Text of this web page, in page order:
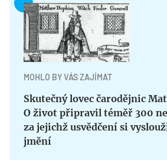
MOHLO BY VÁS ZAJÍMAT
Skutečný lovec čarodějnic
O život připravil téměř 300
za jejichž usvědčení si
jmění